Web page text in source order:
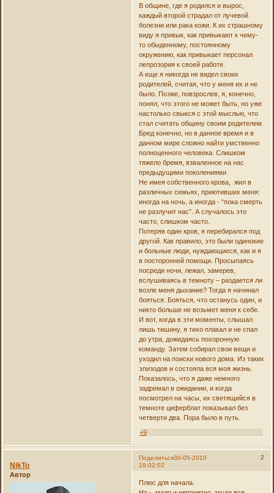
В общине, где я родился и вырос,
каждый второй страдал от лучевой
болезни или рака кожи. К их страшному
виду я привык, как привыкают к чему-
то обыденному, постоянному
окружению, как привыкает персонал
лепрозория к своей работе.
А еще я никогда не видел своих
родителей, считая, что у меня их и не
было. Позже, повзрослев, я, конечно,
понял, что этого не может быть, но уже
настолько свыкся с этой мыслью, что
стал считать общину своим родителем.
Бред конечно, но в данное время и в
данном мире сложно найти умственно
полноценного человека. Слишком
тяжело бремя, взваленное на нас
предыдущими поколениями.
Не имея собственного крова, жил в
различных семьях, приютивших меня:
иногда на ночь, а иногда - “пока смерть
не разлучит нас”. А случалось это
часто, слишком часто.
Потеряв один кров, я перебирался под
другой. Как правило, это были одинокие
и больные люди, нуждающиеся, как и я
в посторонней помощи. Просыпаясь
посреди ночи, лежал, замерев,
вслушиваясь в темноту – раздается ли
возле меня дыхание? Тогда я начинал
бояться. Бояться, что останусь один, и
никто больше не возьмет меня к себе.
И вот, когда в эти моменты, слышал
лишь тишину, я тихо плакал и не спал
до утра, дожидаясь похоронную
команду. Затем собирал свои вещи и
уходил на поиски нового дома. Из таких
эпизодов и состояла вся моя жизнь.
Показалось, что я даже немного
задремал в ожидании, и когда
посмотрел на часы, их светящийся в
темноте циферблат показывал без
четверти два. Пора было в путь.
+9
Поделиться 2
30-05-2010
19:02:02
NikTo
Автор
Плюс для начала.